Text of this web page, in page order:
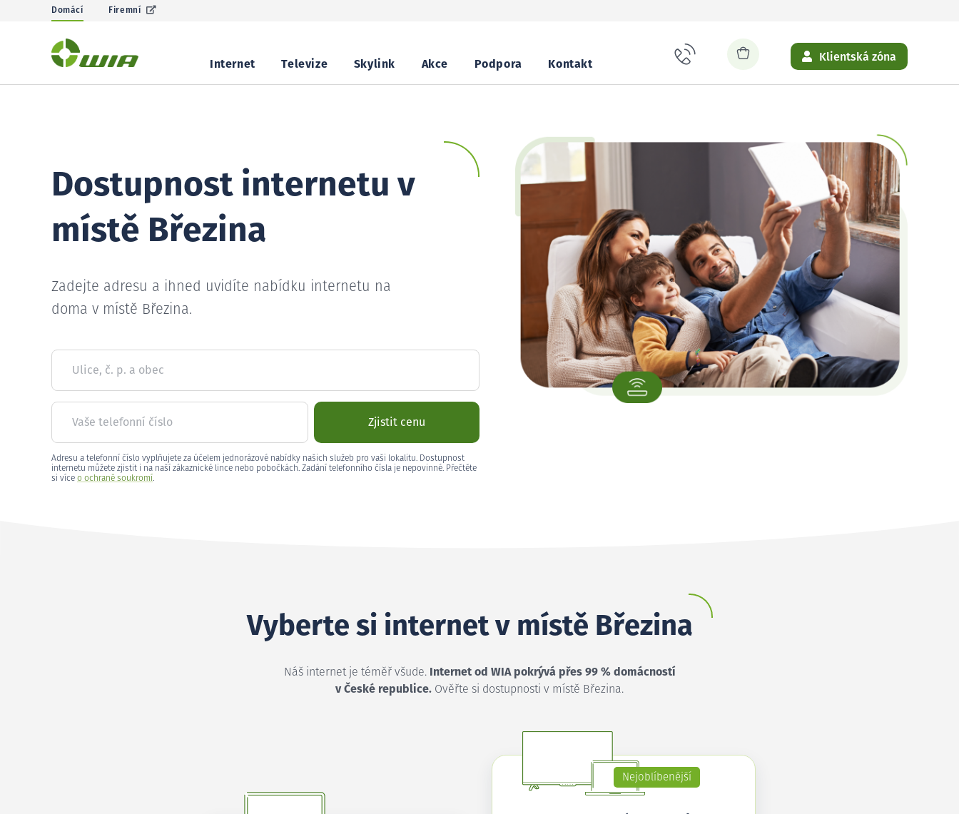
Domácí Firemní
Internet Televize Skylink Akce Podpora Kontakt
Klientská zóna
Dostupnost internetu v
místě Březina
Zadejte adresu a ihned uvidíte nabídku internetu na
doma v místě Březina.
Ulice, č. p. a obec
Vaše telefonní číslo Zjistit cenu
Adresu a telefonní číslo vyplňujete za účelem jednorázové nabídky našich služeb pro vaši lokalitu. Dostupnost
internetu můžete zjistit i na naší zákaznické lince nebo pobočkách. Zadání telefonního čísla je nepovinné. Přečtěte
si více o ochraně soukromí.
Vyberte si internet v místě Březina
Náš internet je téměř všude.
Internet od WIA pokrývá přes 99 % domácností
v České republice. Ověřte si dostupnosti v místě Březina.
Nejoblíbenější